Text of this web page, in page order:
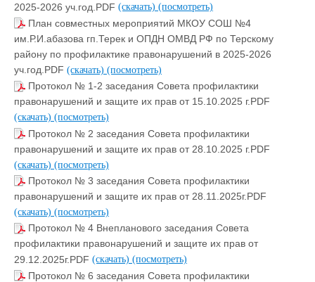
2025-2026 уч.год.PDF (скачать) (посмотреть)
План совместных мероприятий МКОУ СОШ №4
им.Р.И.абазова гп.Терек и ОПДН ОМВД РФ по Терскому
району по профилактике правонарушений в 2025-2026
уч.год.PDF (скачать) (посмотреть)
Протокол № 1-2 заседания Совета профилактики
правонарушений и защите их прав от 15.10.2025 г.PDF
(скачать) (посмотреть)
Протокол № 2 заседания Совета профилактики
правонарушений и защите их прав от 28.10.2025 г.PDF
(скачать) (посмотреть)
Протокол № 3 заседания Совета профилактики
правонарушений и защите их прав от 28.11.2025г.PDF
(скачать) (посмотреть)
Протокол № 4 Внепланового заседания Совета
профилактики правонарушений и защите их прав от
29.12.2025г.PDF (скачать) (посмотреть)
Протокол № 6 заседания Совета профилактики